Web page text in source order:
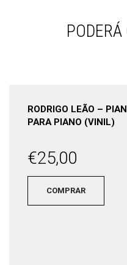
RODRIGO LEÃO –
PARA PIANO (VINIL)
€25,00
COMPRAR